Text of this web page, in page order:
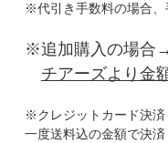
※代引き手数料の場合
※追加購入の場合
チアーズより金
※クレジットカード決済
一度送料込の金額で決